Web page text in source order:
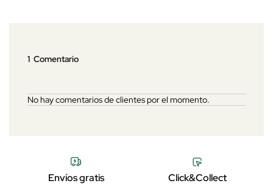
1 Comentario
No hay comentarios de clientes por el momento.
Envíos gratis Click&Collect